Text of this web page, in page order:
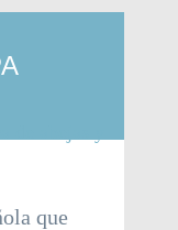
que